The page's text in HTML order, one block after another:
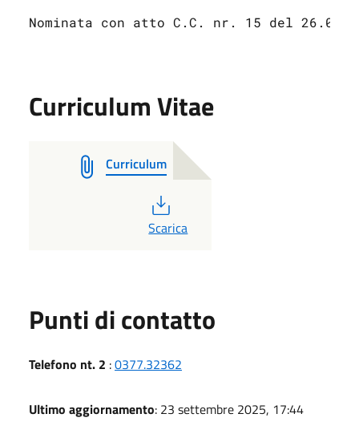
Nominata con atto C.C. nr. 15 del
Curriculum Vitae
Curriculum
PDF
Scarica
Punti di contatto
Telefono nt. 2 :0377.32362
Ultimo aggiornamento: 23 settembre 2025, 17:44